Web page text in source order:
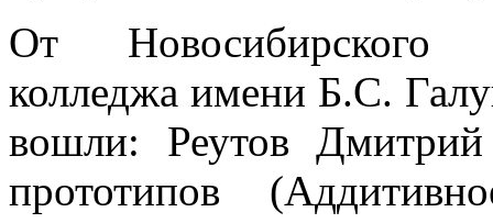
От Новосибирского
колледжа имени Б.С.
вошли: Реутов Дмитрий
прототипов